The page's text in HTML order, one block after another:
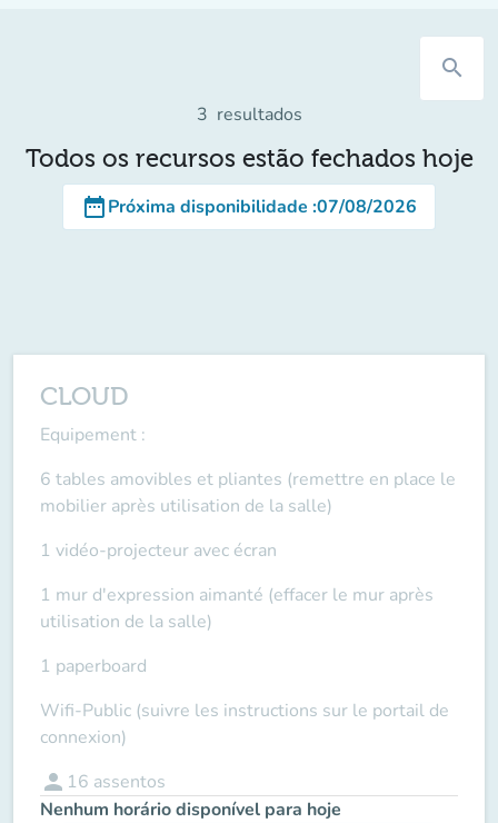
search
3 resultados
Todos os recursos estão fechados hoje
date_rangePróxima disponibilidade :07/08/2026
CLOUD
Equipement :
6 tables amovibles et pliantes (remettre en place le
mobilier après utilisation de la salle)
1 vidéo-projecteur avec écran
1 mur d'expression aimanté (effacer le mur après
utilisation de la salle)
1 paperboard
Wifi-Public (suivre les instructions sur le portail de
connexion)
person 16 assentos
Nenhum horário disponível para hoje